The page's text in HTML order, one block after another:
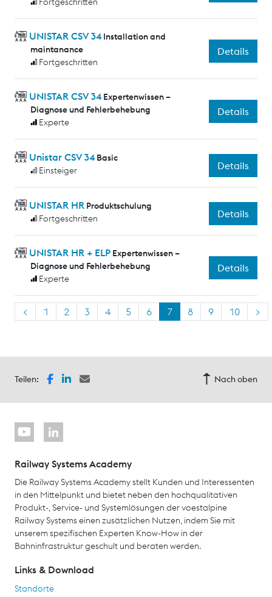
UNISTAR CSV 34 Installation and
maintanance
Fortgeschritten
Details
UNISTAR CSV 34 Expertenwissen –
Diagnose und Fehlerbehebung
Experte
Details
Unistar CSV 34 Basic
Einsteiger
Details
UNISTAR HR Produktschulung
Fortgeschritten
Details
UNISTAR HR + ELP Expertenwissen –
Diagnose und Fehlerbehebung
Experte
Details
< 1 2 3 4 5 6 7 8 9 10 >
Teilen: Nach oben
Railway Systems Academy
Die Railway Systems Academy stellt Kunden und Interessenten
in den Mittelpunkt und bietet neben den hochqualitativen
Produkt-, Service- und Systemlösungen der voestalpine
Railway Systems einen zusätzlichen Nutzen, indem Sie mit
unserem spezifischen Experten Know-How in der
Bahninfrastruktur geschult und beraten werden.
Links & Download
Standorte